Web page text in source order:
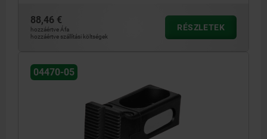
88,46 €
hozzáértve Áfa
hozzáértve szállítási költségek
RÉSZLETEK
04470-05